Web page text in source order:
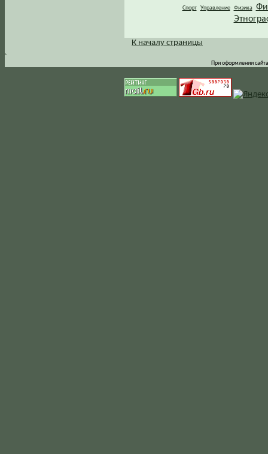
Спорт Управление Физика
.
К началу страницы
При оформлении